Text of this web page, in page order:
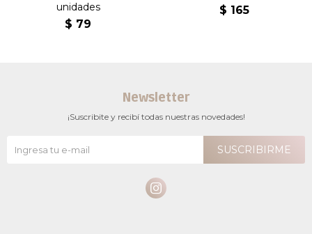
unidades
$ 79
$ 165
Newsletter
¡Suscribite y recibí todas nuestras novedades!
SUSCRIBIRME
